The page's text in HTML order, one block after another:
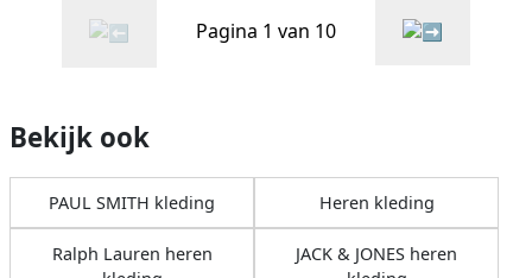
Pagina 1 van 10
Bekijk ook
PAUL SMITH kleding Heren kleding
Ralph Lauren heren
JACK & JONES heren